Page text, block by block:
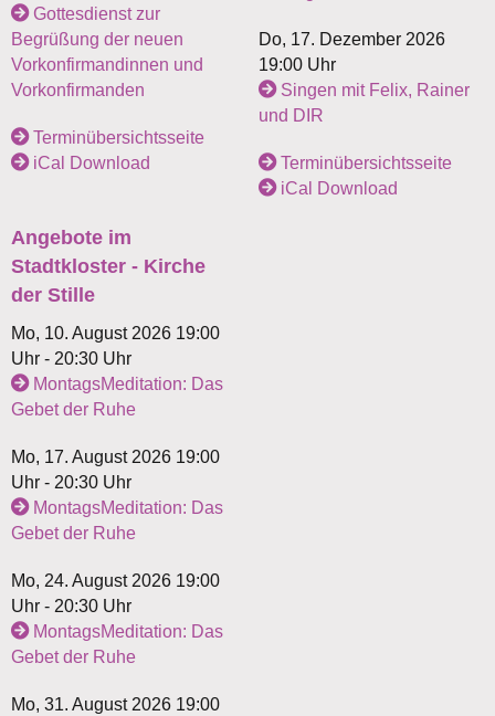
Gottesdienst zur
Begrüßung der neuen
Vorkonfirmandinnen und
Vorkonfirmanden
Terminübersichtsseite
iCal Download
Do, 17. Dezember 2026
19:00 Uhr
Singen mit Felix, Rainer
und DIR
Terminübersichtsseite
iCal Download
Angebote im
Stadtkloster - Kirche
der Stille
Mo, 10. August 2026 19:00
Uhr - 20:30 Uhr
MontagsMeditation: Das
Gebet der Ruhe
Mo, 17. August 2026 19:00
Uhr - 20:30 Uhr
MontagsMeditation: Das
Gebet der Ruhe
Mo, 24. August 2026 19:00
Uhr - 20:30 Uhr
MontagsMeditation: Das
Gebet der Ruhe
Mo, 31. August 2026 19:00